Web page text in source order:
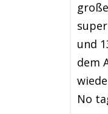
und
dem
No